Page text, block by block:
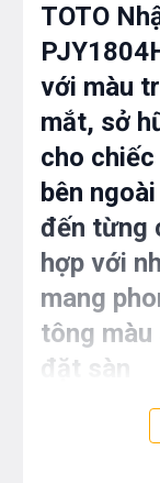
TOTO
với màu
mắt, sở
cho
bên
đến từng
hợp với
mang
tông
đặt sàn
vô cùng